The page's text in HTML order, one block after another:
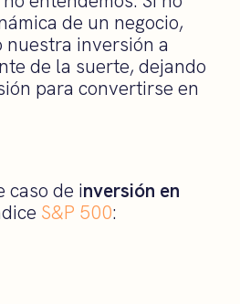
de un negocio,
nuestra inversión a
de la suerte, dejando
para convertirse en
caso de inversión en
S&P 500: